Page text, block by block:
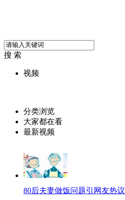
搜 索
视频
分类浏览
大家都在看
最新视频
80后夫妻做饭问题引网友热议